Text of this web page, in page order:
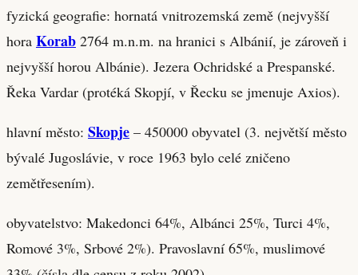
fyzická geografie: hornatá vnitrozemská země (nejvyšší
hora Korab 2764 m.n.m. na hranici s Albánií, je zároveň i
nejvyšší horou Albánie). Jezera Ochridské a Prespanské.
Řeka Vardar (protéká Skopjí, v Řecku se jmenuje Axios).
hlavní město: Skopje – 450000 obyvatel (3. největší město
bývalé Jugoslávie, v roce 1963 bylo celé zničeno
zemětřesením).
obyvatelstvo: Makedonci 64%, Albánci 25%, Turci 4%,
Romové 3%, Srbové 2%). Pravoslavní 65%, muslimové